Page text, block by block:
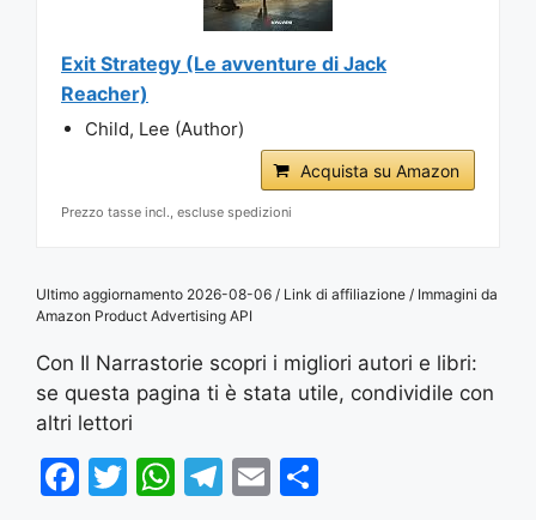
Exit Strategy (Le avventure di Jack
Reacher)
Child, Lee (Author)
Acquista su Amazon
Prezzo tasse incl., escluse spedizioni
Ultimo aggiornamento 2026-08-06 / Link di affiliazione / Immagini da
Amazon Product Advertising API
Con Il Narrastorie scopri i migliori autori e libri:
se questa pagina ti è stata utile, condividile con
altri lettori
F
T
W T
E